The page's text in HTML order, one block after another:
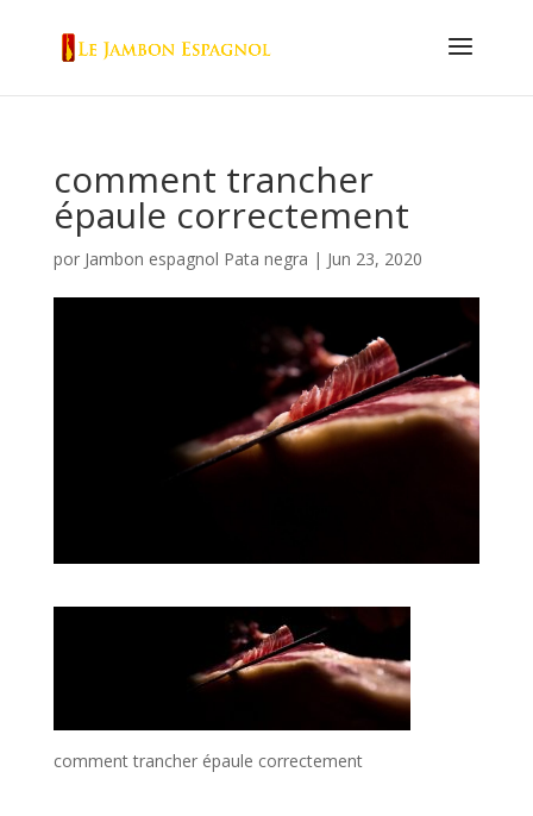
comment trancher
épaule correctement
por Jambon espagnol Pata negra | Jun 23, 2020
comment trancher épaule correctement